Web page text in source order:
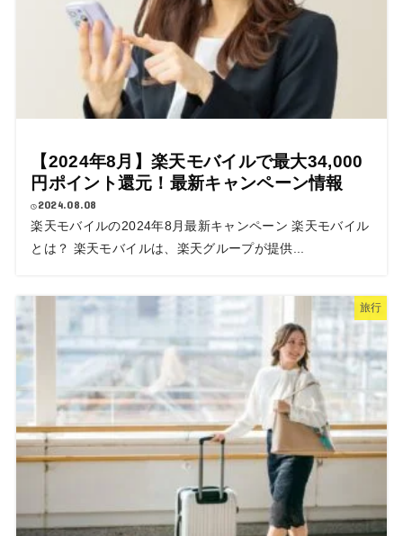
【2024年8月】楽天モバイルで最大34,000
円ポイント還元！最新キャンペーン情報
2024.08.08
楽天モバイルの2024年8月最新キャンペーン 楽天モバイル
とは？ 楽天モバイルは、楽天グループが提供...
旅行